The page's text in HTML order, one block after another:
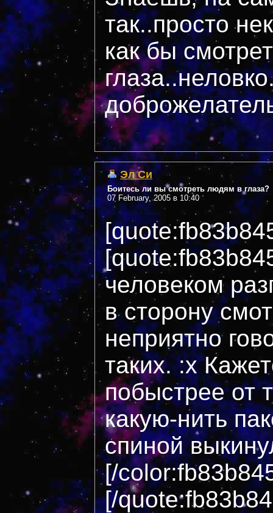
так..просто
как бы
Эл Си
Боитесь ли вы смотреть людям в глаза?
07 February, 2005 в 10:40
человеком
в сторону
неприятно
таких. :x
побыстрее от
какую-нить
спиной
[/
[/